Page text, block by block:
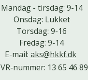
Mandag - tirsdag: 9-14
Onsdag: Lukket
Torsdag: 9-16
Fredag: 9-14
E-mail: aks@hkkf.dk
nummer: 13 65 46 89